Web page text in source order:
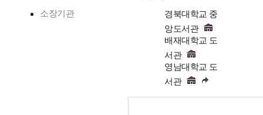
소장기관
경북대학교 중
앙도서관
배재대학교 도
서관
영남대학교 도
서관